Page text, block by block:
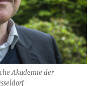
Akademie der